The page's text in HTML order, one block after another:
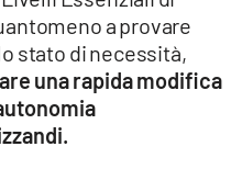
a provare
stato di necessità,
una rapida modifica